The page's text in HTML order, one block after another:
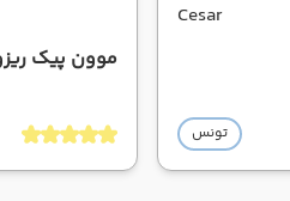
Cesar
تونس
موون پیک